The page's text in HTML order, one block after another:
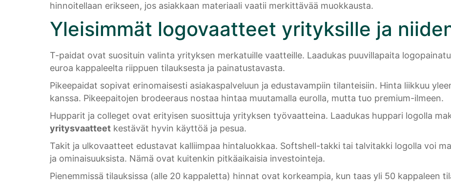
hinnoitellaan erikseen, jos asiakkaan materiaali vaatii merkittävää muokkausta.
Yleisimmät logovaatteet yrityksille ja
T-paidat ovat suosituin valinta yrityksen merkatuille vaatteille. Laadukas puuvillapaita
euroa kappaleelta riippuen tilauksesta ja painatustavasta.
Pikeepaidat sopivat erinomaisesti asiakaspalveluun ja edustavampiin tilanteisiin. Hinta liikkuu
kanssa. Pikeepaitojen brodeeraus nostaa hintaa muutamalla eurolla, mutta tuo premium-ilmeen.
Hupparit ja colleget ovat erityisen suosittuja yrityksen työvaatteina. Laadukas huppari logolla
yritysvaatteet kestävät hyvin käyttöä ja pesua.
Takit ja ulkovaatteet edustavat kalliimpaa hintaluokkaa. Softshell-takki tai talvitakki logolla voi
ja ominaisuuksista. Nämä ovat kuitenkin pitkäaikaisia investointeja.
Pienemmissä tilauksissa (alle 20 kappaletta) hinnat ovat korkeampia, kun taas yli 50 kappaleen